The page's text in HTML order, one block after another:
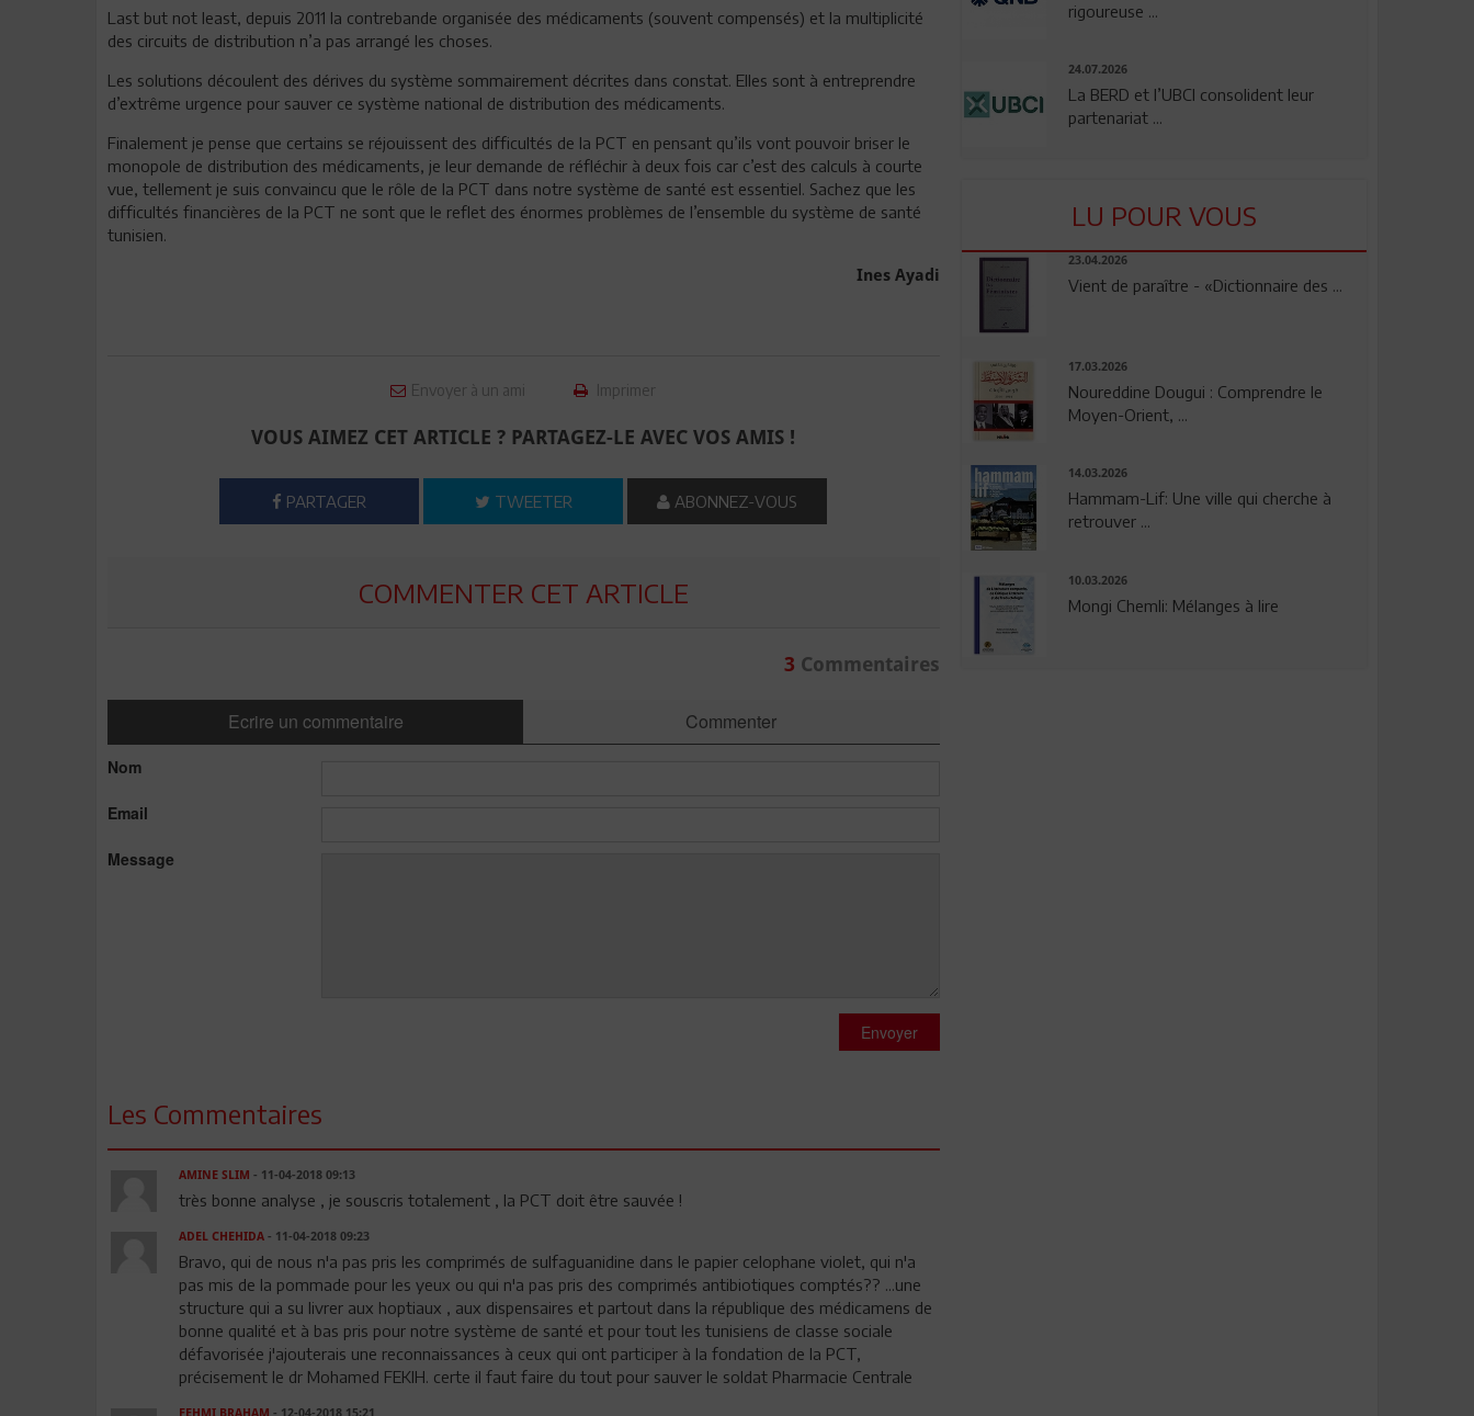
Last but not least, depuis 2011 la contrebande organisée des médicaments (souvent compensés) et la multiplicité
des circuits de distribution n’a pas arrangé les choses.
Les solutions découlent des dérives du système sommairement décrites dans constat. Elles sont à entreprendre
d’extrême urgence pour sauver ce système national de distribution des médicaments.
Finalement je pense que certains se réjouissent des difficultés de la PCT en pensant qu’ils vont pouvoir briser le
monopole de distribution des médicaments, je leur demande de réfléchir à deux fois car c’est des calculs à courte
vue, tellement je suis convaincu que le rôle de la PCT dans notre système de santé est essentiel. Sachez que les
difficultés financières de la PCT ne sont que le reflet des énormes problèmes de l’ensemble du système de santé
tunisien.
Ines Ayadi
Envoyer à un ami Imprimer
VOUS AIMEZ CET ARTICLE ? PARTAGEZ-LE AVEC VOS AMIS !
PARTAGER TWEETER ABONNEZ-VOUS
COMMENTER CET ARTICLE
3 Commentaires
Ecrire un commentaire Commenter
Nom
Email
Message
Envoyer
Les Commentaires
AMINE SLIM - 11-04-2018 09:13
très bonne analyse , je souscris totalement , la PCT doit être sauvée !
ADEL CHEHIDA- 11-04-2018 09:23
Bravo, qui de nous n'a pas pris les comprimés de sulfaguanidine dans le papier celophane violet, qui n'a
pas mis de la pommade pour les yeux ou qui n'a pas pris des comprimés antibiotiques comptés?? ...une
structure qui a su livrer aux hoptiaux , aux dispensaires et partout dans la république des médicamens de
bonne qualité et à bas pris pour notre système de santé et pour tout les tunisiens de classe sociale
défavorisée j'ajouterais une reconnaissances à ceux qui ont participer à la fondation de la PCT,
précisement le dr Mohamed FEKIH. certe il faut faire du tout pour sauver le soldat Pharmacie Centrale
FEHMI BRAHAM - 12-04-2018 15:21
rigoureuse ...
24.07.2026
La BERD et l’UBCI consolident leur
partenariat ...
LU POUR VOUS
23.04.2026
Vient de paraître - «Dictionnaire des ...
17.03.2026
Noureddine Dougui : Comprendre le
Moyen-Orient, ...
14.03.2026
Hammam-Lif: Une ville qui cherche à
retrouver ...
10.03.2026
Mongi Chemli: Mélanges à lire